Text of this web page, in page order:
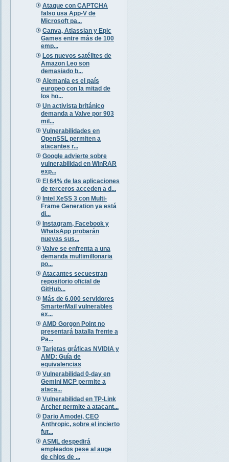
Ataque con CAPTCHA
falso usa App-V de
Microsoft pa...
Canva, Atlassian y Epic
Games entre más de 100
emp...
Los nuevos satélites de
Amazon Leo son
demasiado b...
Alemania es el país
europeo con la mitad de
los ho...
Un activista británico
demanda a Valve por 903
mil...
Vulnerabilidades en
OpenSSL permiten a
atacantes r...
Google advierte sobre
vulnerabilidad en WinRAR
exp...
El 64% de las aplicaciones
de terceros acceden a d...
Intel XeSS 3 con Multi-
Frame Generation ya está
di...
Instagram, Facebook y
WhatsApp probarán
nuevas sus...
Valve se enfrenta a una
demanda multimillonaria
po...
Atacantes secuestran
repositorio oficial de
GitHub...
Más de 6.000 servidores
SmarterMail vulnerables
ex...
AMD Gorgon Point no
presentará batalla frente a
Pa...
Tarjetas gráficas NVIDIA y
AMD: Guía de
equivalencias
Vulnerabilidad 0-day en
Gemini MCP permite a
ataca...
Vulnerabilidad en TP-Link
Archer permite a atacant...
Dario Amodei, CEO
Anthropic, sobre el incierto
fut...
ASML despedirá
empleados pese al auge
de chips de ...